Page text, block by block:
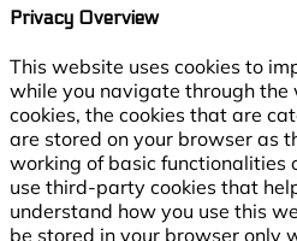
Privacy Overview
This website uses cookies to
while you navigate through the
cookies, the cookies that are
are stored on your browser as
working of basic functionalities
use third-party cookies that
understand how you use this
be stored in your browser only